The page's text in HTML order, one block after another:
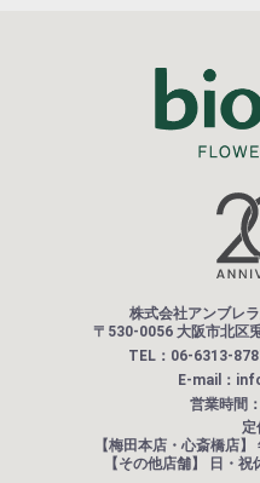
株式会社アンブレ
〒530-0056 大阪市北区
TEL：06-6313-
E-mail：
営業時間
定
【梅田本店・心斎橋店】
【その他店舗】
日・祝